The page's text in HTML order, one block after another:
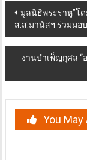
Post
navigation
มูลนิธิพระราหู”โ
ส.ส.มานัสฯ ร่วมมอ
งานบำเพ็ญกุศล “
You May